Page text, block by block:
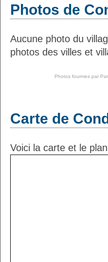
Photos de
Aucune photo du
photos des villes et
Photos fournies par
Carte de
Voici la carte et le